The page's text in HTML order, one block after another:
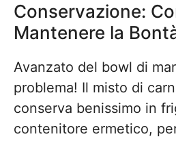
Conservazione:
Mantenere la
Avanzato del bowl di
problema! Il misto di
conserva benissimo in
contenitore ermetico,